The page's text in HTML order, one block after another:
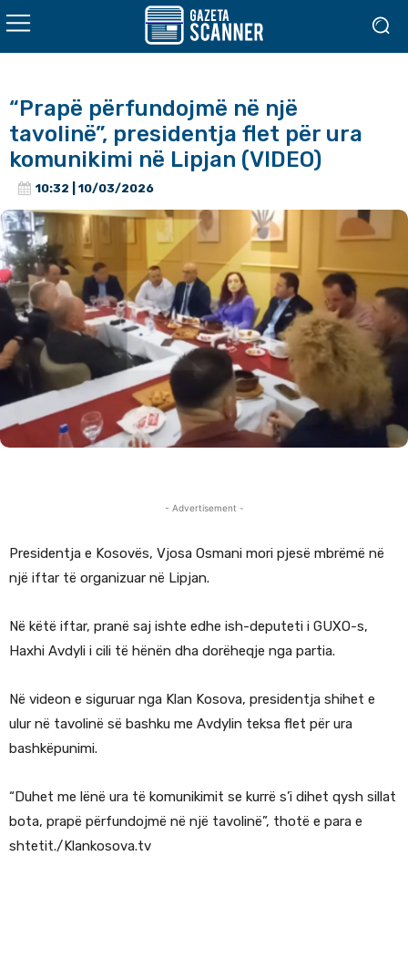
“Prapë përfundojmë në një
tavolinë”, presidentja flet për ura
komunikimi në Lipjan (VIDEO)
10:32 | 10/03/2026
- Advertisement -
Presidentja e Kosovës, Vjosa Osmani mori pjesë mbrëmë në
një iftar të organizuar në Lipjan.
Në këtë iftar, pranë saj ishte edhe ish-deputeti i GUXO-s,
Haxhi Avdyli i cili të hënën dha dorëheqje nga partia.
Në videon e siguruar nga Klan Kosova, presidentja shihet e
ulur në tavolinë së bashku me Avdylin teksa flet për ura
bashkëpunimi.
“Duhet me lënë ura të komunikimit se kurrë s’i dihet qysh sillat
bota, prapë përfundojmë në një tavolinë”, thotë e para e
shtetit./Klankosova.tv